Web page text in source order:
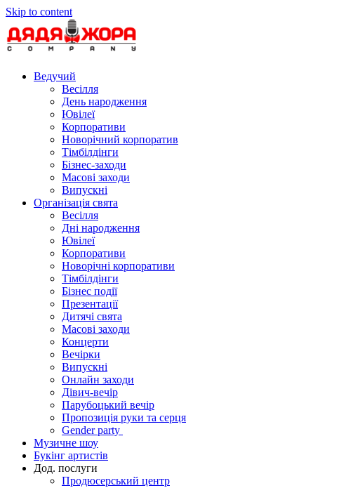
Skip to content
Ведучий
Весілля
День народження
Ювілеї
Корпоративи
Новорічний корпоратив
Тімбілдінги
Бізнес-заходи
Масові заходи
Випускні
Організація свята
Весілля
Дні народження
Ювілеї
Корпоративи
Новорічні корпоративи
Тімбілдінги
Бізнес події
Презентації
Дитячі свята
Масові заходи
Концерти
Вечірки
Випускні
Онлайн заходи
Дівич-вечір
Парубоцький вечір
Пропозиція руки та серця
Gender party
Музичне шоу
Букінг артистів
Дод. послуги
Продюсерський центр